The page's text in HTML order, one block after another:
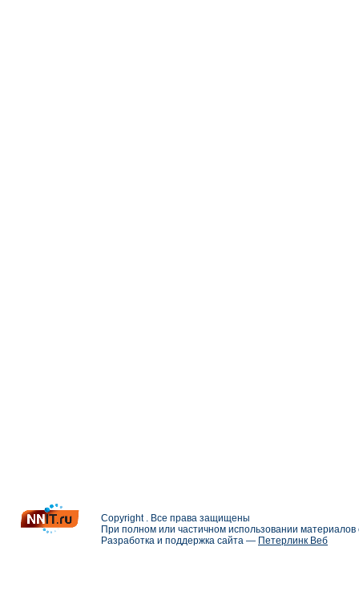
Copyright . Все права защищены
При полном или частичном использовании
Разработка и поддержка сайта — Петерлинк Веб